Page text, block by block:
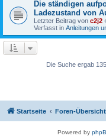
Die ständigen
Ladezustand von
Letzter Beitrag von c2j2
Verfasst in Anleitungen
Die Suche ergab
Startseite Foren-Übersicht
Powered by